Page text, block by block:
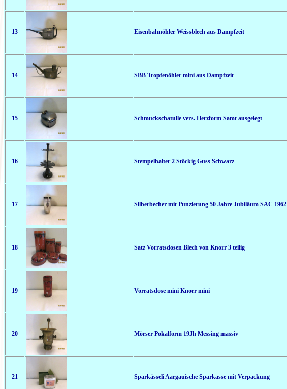
13 Eisenbahnöhler Weissblech aus Dampfzeit
14 SBB Tropfenöhler mini aus Dampfzeit
15 Schmuckschatulle vers. Herzform Samt ausgelegt
16 Stempelhalter 2 Stöckig Guss Schwarz
17 Silberbecher mit Punzierung 50 Jahre Jubiläum SAC 1962
18 Satz Vorratsdosen Blech von Knorr 3 teilig
19 Vorratsdose mini Knorr mini
20 Mörser Pokalform 19Jh Messing massiv
21 Sparkässeli Aargauische Sparkasse mit Verpackung